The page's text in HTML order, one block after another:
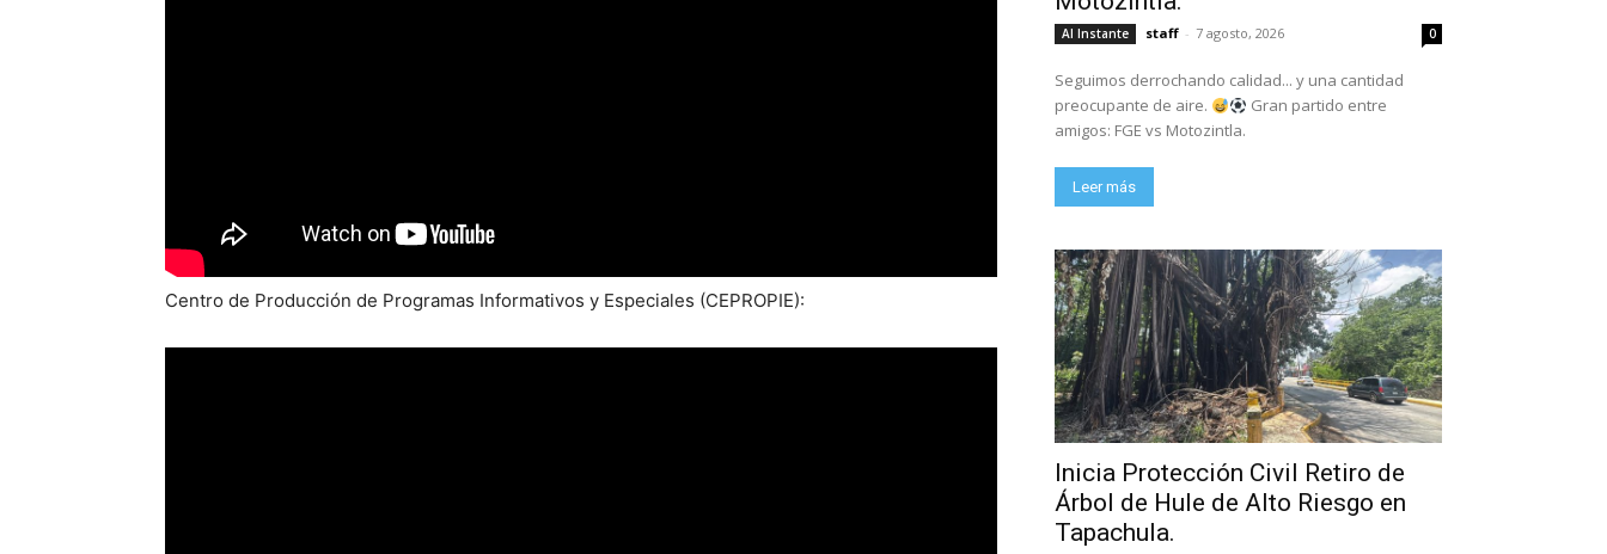
Centro de Producción de Programas Informativos y Especiales (CEPROPIE):
Al Instante staff - 7 agosto, 2026 0
Seguimos derrochando calidad... y una cantidad
preocupante de aire.
Gran partido entre
amigos: FGE vs Motozintla.
Leer más
Inicia Protección Civil Retiro de
Árbol de Hule de Alto Riesgo en
Tapachula.